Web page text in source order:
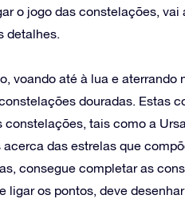
o jogo das constelações,
detalhes.
voando até à lua e aterrando
douradas. Estas
tais como a
das estrelas que
consegue completar as
ligar os pontos, deve